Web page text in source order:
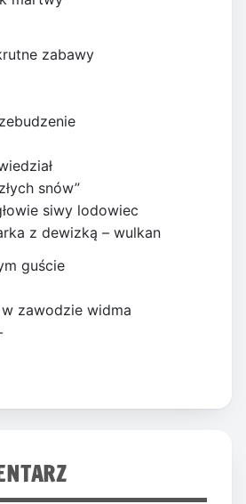
zabawy
snów”
siwy lodowiec
z dewizką – wulkan
guście
zawodzie widma